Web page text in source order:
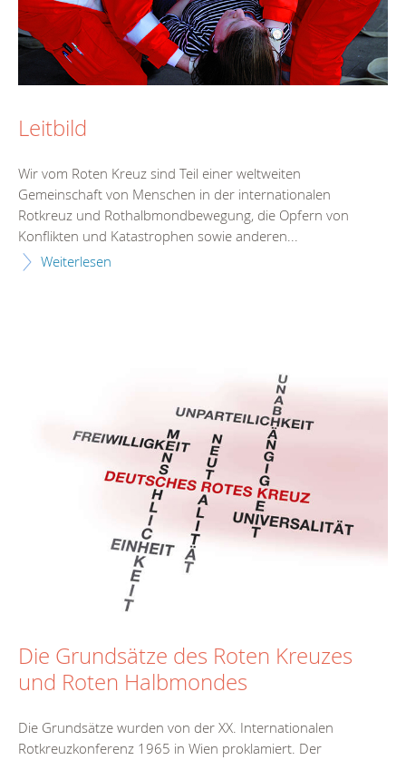
Leitbild
Wir vom Roten Kreuz sind Teil einer weltweiten
Gemeinschaft von Menschen in der internationalen
Rotkreuz und Rothalbmondbewegung, die Opfern von
Konflikten und Katastrophen sowie anderen...
Weiterlesen
Die Grundsätze des Roten Kreuzes
und Roten Halbmondes
Die Grundsätze wurden von der XX. Internationalen
Rotkreuzkonferenz 1965 in Wien proklamiert. Der